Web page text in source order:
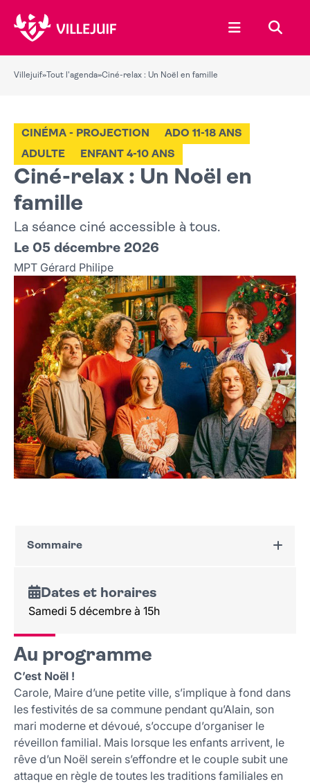
Ouvrir le
Villejuif» Tout l'agenda»Ciné-relax : Un Noël en famille
Ciné-relax : Un Noël en
famille
CINÉMA - PROJECTION
ADO 11-18 ANS
ADULTE
ENFANT 4-10 ANS
La séance ciné accessible à tous.
Le 05 décembre 2026
MPT Gérard Philipe
Sommaire
Dates et horaires
Au programme
Public
Lieu et contact
Dates et horaires
Samedi 5 décembre à 15h
Au programme
C’est Noël !
Carole, Maire d’une petite ville, s’implique à fond dans
les festivités de sa commune pendant qu’Alain, son
mari moderne et dévoué, s’occupe d’organiser le
réveillon familial. Mais lorsque les enfants arrivent, le
rêve d’un Noël serein s’effondre et le couple subit une
attaque en règle de toutes les traditions familiales en